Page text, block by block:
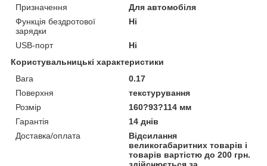
Призначення
Для автомобіля
Функція бездротової
зарядки
Ні
USB-порт
Ні
Користувальницькі характеристики
Вага
0.17
Поверхня
текстурування
Розмір
160?93?114 мм
Гарантія
14 днів
Доставка/оплата
Відсилання
великогабаритних товарів і
товарів вартістю до 200 грн.
здійснюється за